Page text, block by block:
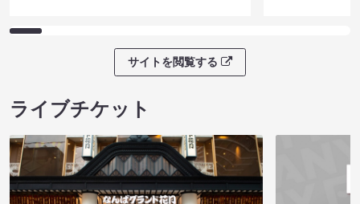
サイトを閲覧する
ライブチケット